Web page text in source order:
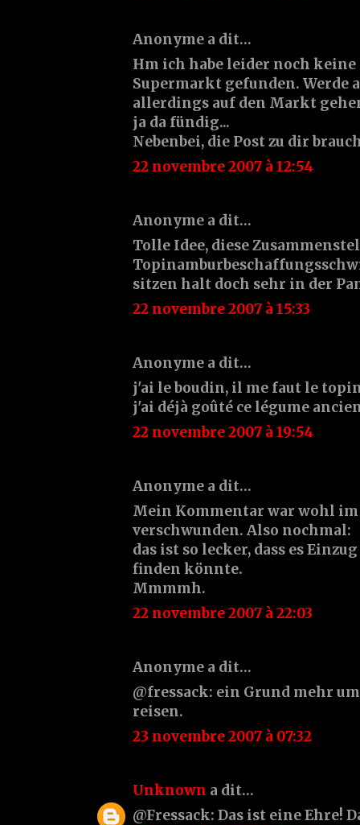
Anonyme a dit…
Hm ich habe leider noch
Supermarkt gefunden. Werde
allerdings auf den Markt
ja da fündig...
Nebenbei, die Post zu dir
22 novembre 2007 à 12:54
Anonyme a dit…
Tolle Idee, diese
sitzen halt doch sehr in der
22 novembre 2007 à 15:33
Anonyme a dit…
j'ai le boudin, il me faut le
j'ai déjà goûté ce légume
22 novembre 2007 à 19:54
Anonyme a dit…
Mein Kommentar war wohl im
verschwunden. Also nochmal:
das ist so lecker, dass es
finden könnte.
Mmmmh.
22 novembre 2007 à 22:03
Anonyme a dit…
@fressack: ein Grund mehr
reisen.
23 novembre 2007 à 07:32
Unknown a dit…
@Fressack: Das ist eine Ehre!